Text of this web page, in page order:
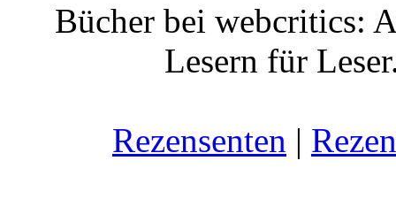
Bücher bei webcritics:
Lesern für
Rezensenten |